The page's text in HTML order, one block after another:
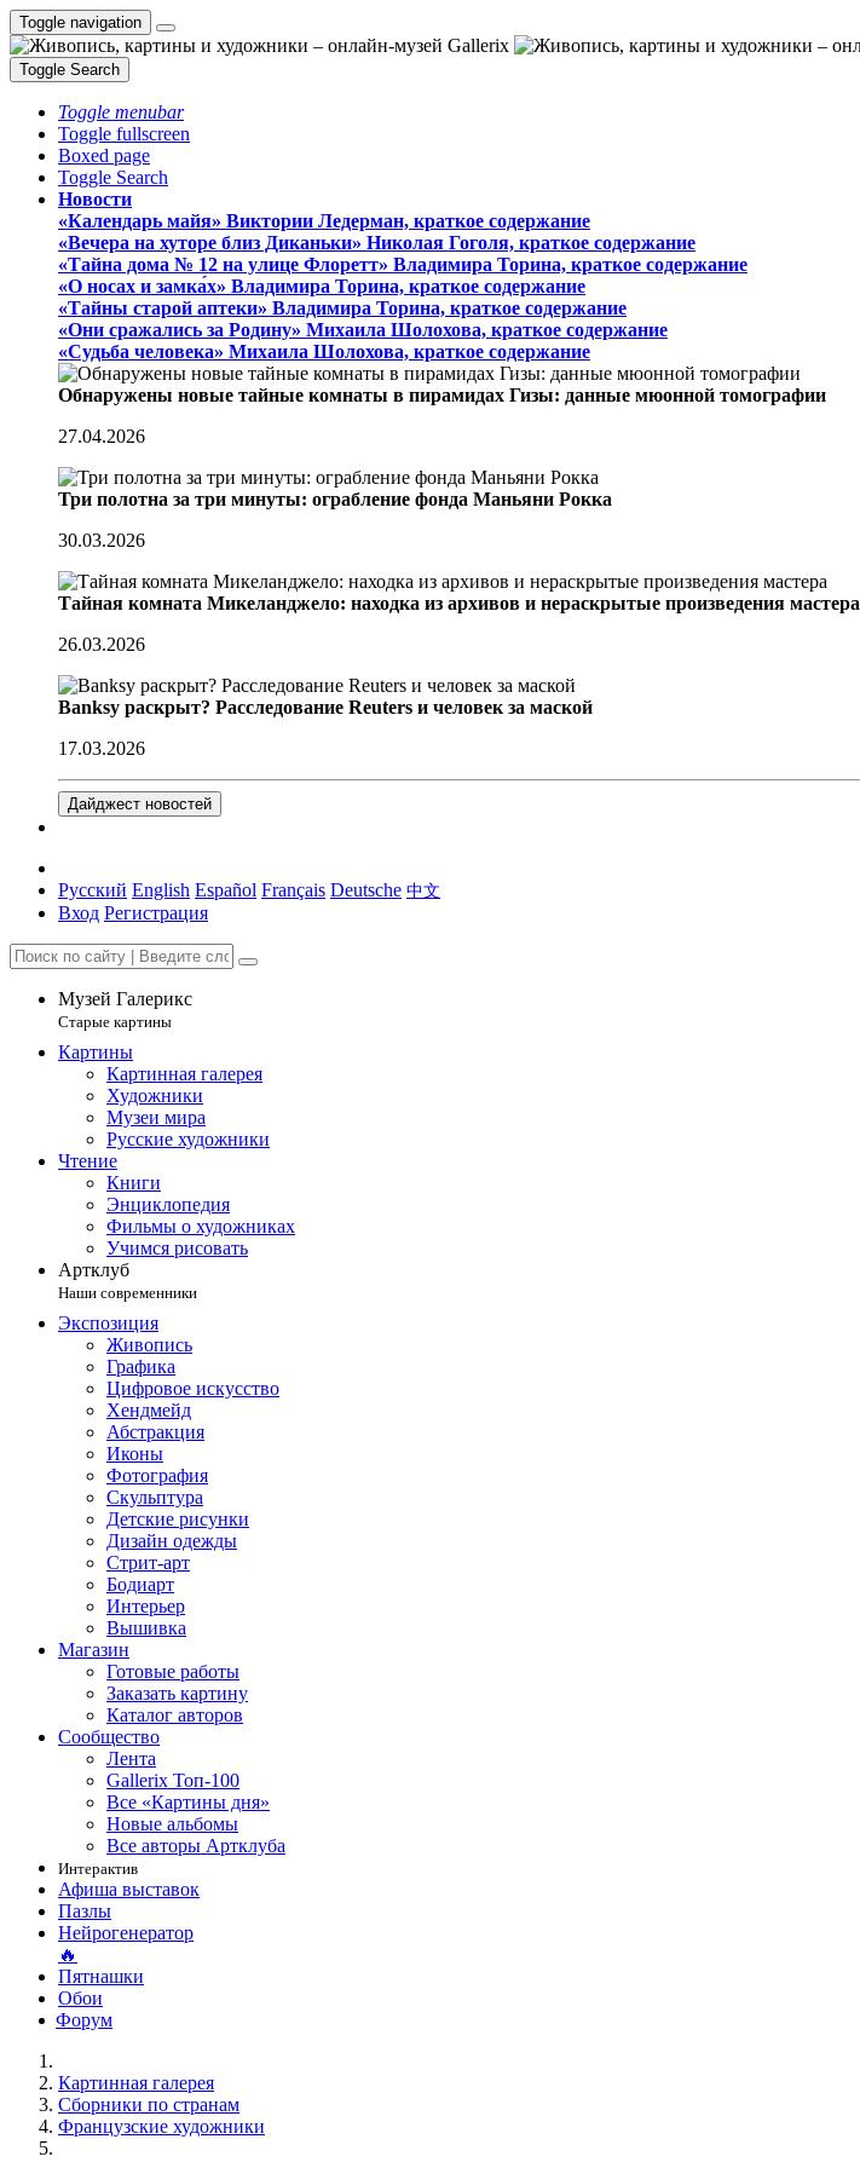
Toggle navigation
Toggle Search
Toggle menubar
Toggle fullscreen
Boxed page
Toggle Search
Новости
«Календарь майя» Виктории Ледерман, краткое содержание
«Вечера на хуторе близ Диканьки» Николая Гоголя, краткое содержание
«Тайна дома № 12 на улице Флоретт» Владимира Торина, краткое содержание
«О носах и замка́х» Владимира Торина, краткое содержание
«Тайны старой аптеки» Владимира Торина, краткое содержание
«Они сражались за Родину» Михаила Шолохова, краткое содержание
«Судьба человека» Михаила Шолохова, краткое содержание
Обнаружены новые тайные комнаты в пирамидах Гизы: данные мюонной томографии
27.04.2026
Три полотна за три минуты: ограбление фонда Маньяни Рокка
30.03.2026
Тайная комната Микеланджело: находка из архивов и нераскрытые произведения мастера
26.03.2026
Banksy раскрыт? Расследование Reuters и человек за маской
17.03.2026
Дайджест новостей
Русский English Español Français Deutsche 中文
Вход Регистрация
Музей Галерикс
Старые картины
Картины
Картинная галерея
Художники
Музеи мира
Русские художники
Чтение
Книги
Энциклопедия
Фильмы о художниках
Учимся рисовать
Артклуб
Наши современники
Экспозиция
Живопись
Графика
Цифровое искусство
Хендмейд
Абстракция
Иконы
Фотография
Скульптура
Детские рисунки
Дизайн одежды
Стрит-арт
Бодиарт
Интерьер
Вышивка
Магазин
Готовые работы
Заказать картину
Каталог авторов
Сообщество
Лента
Gallerix Топ-100
Все «Картины дня»
Новые альбомы
Все авторы Артклуба
Интерактив
Афиша выставок
Пазлы
Нейрогенератор
🔥
Пятнашки
Обои
Форум
Картинная галерея
Сборники по странам
Французские художники